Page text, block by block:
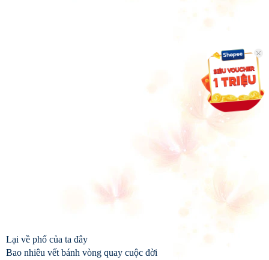
Lại về phố của ta đây
Bao nhiêu vết bánh vòng quay cuộc đời